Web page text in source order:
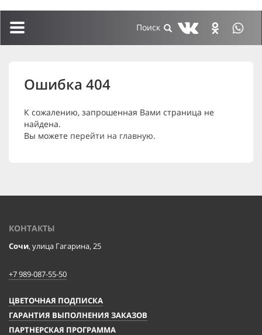
Toggle
Ошибка 404
К сожалению, запрошенная Вами страница не
найдена.
Вы можете перейти на главную.
КОНТАКТЫ
Сочи, улица Гагарина, 25
+7 989-087-55-50
ЦВЕТОЧНАЯ ПОДПИСКА
ГАРАНТИЯ ВЫПОЛНЕНИЯ ЗАКАЗОВ
ПАРТНЕРСКАЯ ПРОГРАММА